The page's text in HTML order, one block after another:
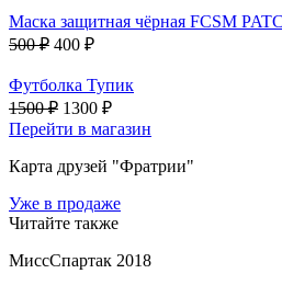
Маска защитная чёрная FCSM
500 ₽ 400 ₽
Футболка Тупик
1500 ₽ 1300 ₽
Перейти в магазин
Карта друзей "Фратрии"
Уже в продаже
Читайте также
МиссСпартак 2018